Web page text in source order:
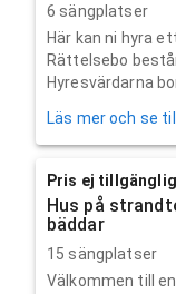
6 sängplatser
Här kan ni hyra
Rättelsebo
Hyresvärdarna
Läs mer och se
Pris ej
Hus på
bäddar
15 sängplatser
Välkommen till